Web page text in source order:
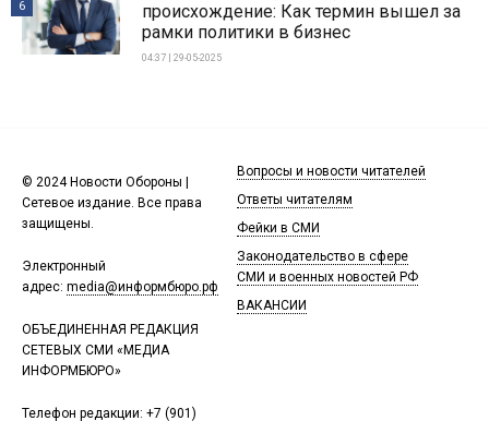
происхождение: Как термин вышел за
рамки политики в бизнес
04:37 | 29-05-2025
6
© 2024 Новости Обороны |
Сетевое издание. Все права
защищены.
Электронный
адрес: media@информбюро.рф
ОБЪЕДИНЕННАЯ РЕДАКЦИЯ
СЕТЕВЫХ СМИ «МЕДИА
ИНФОРМБЮРО»
Телефон редакции: +7 (901)
Вопросы и новости читателей
Ответы читателям
Фейки в СМИ
Законодательство в сфере
СМИ и военных новостей РФ
ВАКАНСИИ